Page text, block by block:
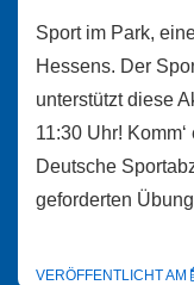
Sport im Park,
Hessens. Der
unterstützt diese
11:30 Uhr!
Deutsche
geforderten
VERÖFFENTLICHT AM